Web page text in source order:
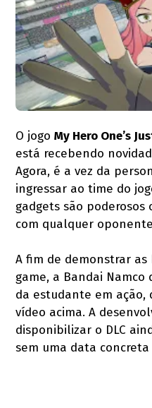
O jogoMy Hero One’s
está recebendo
Agora, é a vez da
ingressar ao time do
gadgets são
com qualquer
A fim de demonstrar
game, a Bandai
da estudante em ação,
vídeo acima. A
disponibilizar o DLC
sem uma data